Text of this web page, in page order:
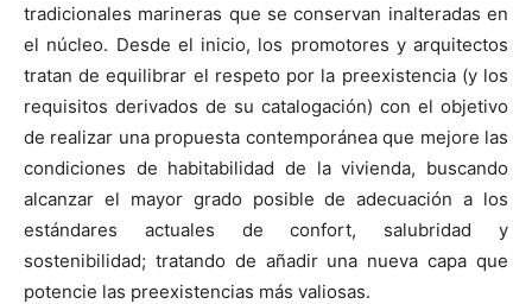
tradicionales marineras que se conservan inalteradas en
el núcleo. Desde el inicio, los promotores y arquitectos
tratan de equilibrar el respeto por la preexistencia (y los
requisitos derivados de su catalogación) con el objetivo
de realizar una propuesta contemporánea que mejore las
condiciones de habitabilidad de la vivienda, buscando
alcanzar el mayor grado posible de adecuación a los
estándares actuales de confort, salubridad y
sostenibilidad; tratando de añadir una nueva capa que
potencie las preexistencias más valiosas.